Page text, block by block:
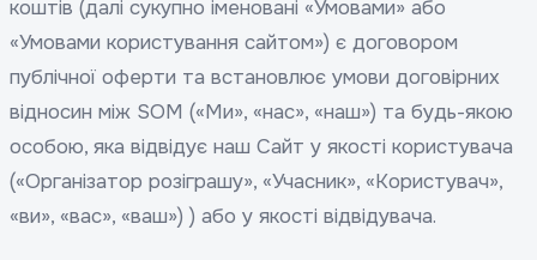
коштів (далі сукупно іменовані «Умовами» або
«Умовами користування сайтом») є договором
публічної оферти та встановлює умови договірних
відносин між SOM («Ми», «нас», «наш») та будь-якою
особою, яка відвідує наш Сайт у якості користувача
(«Організатор розіграшу», «Учасник», «Користувач»,
«ви», «вас», «ваш») ) або у якості відвідувача.